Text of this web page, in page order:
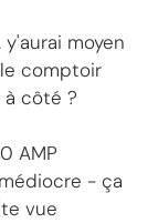
moyen
comptoir
côté ?
AMP
- ça
vue